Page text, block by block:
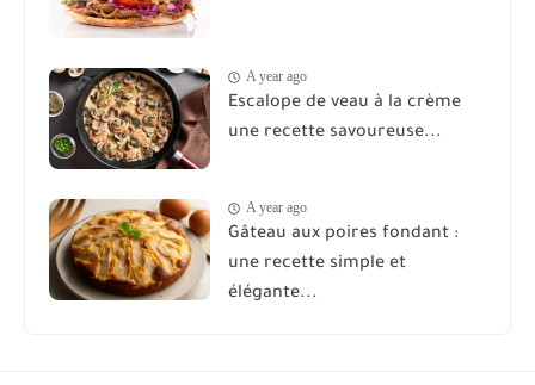
A year ago
Escalope de veau à la crème
une recette savoureuse...
A year ago
Gâteau aux poires fondant :
une recette simple et
élégante...